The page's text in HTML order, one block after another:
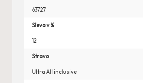
63727
Sleva v %
12
Strava
Ultra All inclusive